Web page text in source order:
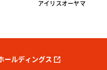
アイリスオーヤマ
ールディングス